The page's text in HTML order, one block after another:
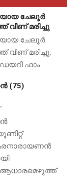
ചേലൂർ
വീണ് മരിച്ചു
ചേലൂർ
മരിച്ചു.
ഫാം
(75)
ആധാരമെഴുത്ത്